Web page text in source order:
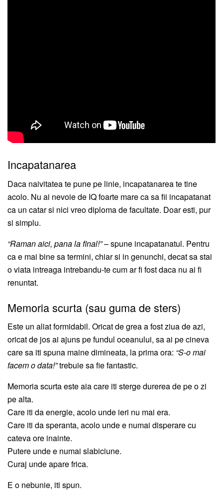
Incapatanarea
Daca naivitatea te pune pe linie, incapatanarea te tine
acolo. Nu ai nevoie de IQ foarte mare ca sa fii incapatanat
ca un catar si nici vreo diploma de facultate. Doar esti, pur
si simplu.
“Raman aici, pana la final!”– spune incapatanatul. Pentru
ca e mai bine sa termini, chiar si in genunchi, decat sa stai
o viata intreaga intrebandu-te cum ar fi fost daca nu ai fi
renuntat.
Memoria scurta (sau guma de sters)
Este un aliat formidabil. Oricat de grea a fost ziua de azi,
oricat de jos ai ajuns pe fundul oceanului, sa ai pe cineva
care sa iti spuna maine dimineata, la prima ora: “S-o mai
facem o data!”trebuie sa fie fantastic.
Memoria scurta este aia care iti sterge durerea de pe o zi
pe alta.
Care iti da energie, acolo unde ieri nu mai era.
Care iti da speranta, acolo unde e numai disperare cu
cateva ore inainte.
Putere unde e numai slabiciune.
Curaj unde apare frica.
E o nebunie, iti spun.